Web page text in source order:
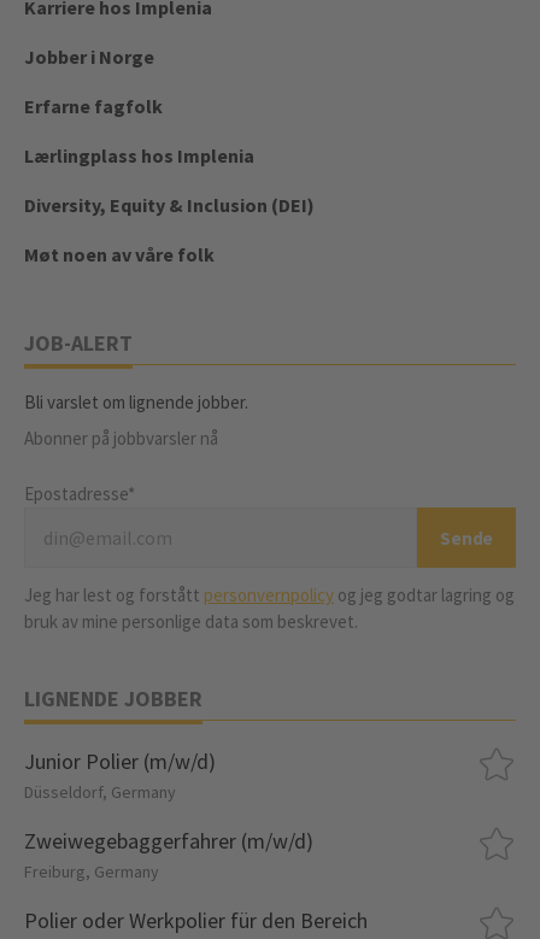
Karriere hos Implenia
Jobber i Norge
Erfarne fagfolk
Lærlingplass hos Implenia
Diversity, Equity & Inclusion (DEI)
Møt noen av våre folk
JOB-ALERT
Bli varslet om lignende jobber.
Abonner på jobbvarsler nå
Epostadresse*
Jeg har lest og forstått personvernpolicy og jeg godtar lagring og
bruk av mine personlige data som beskrevet.
LIGNENDE JOBBER
Junior Polier (m/w/d)
Düsseldorf, Germany
Zweiwegebaggerfahrer (m/w/d)
Freiburg, Germany
Polier oder Werkpolier für den Bereich